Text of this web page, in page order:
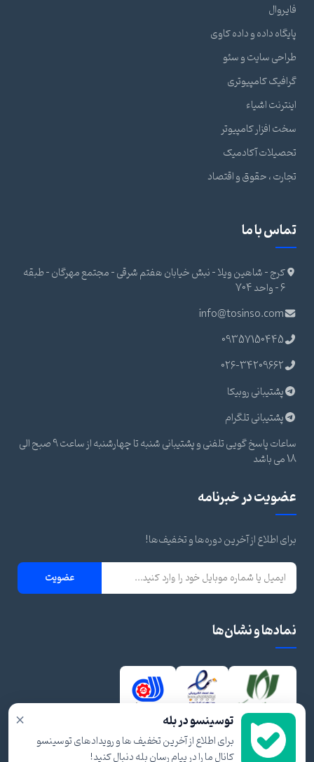
فایروال
پایگاه داده و داده کاوی
طراحی سایت و سئو
گرافیک کامپیوتری
اینترنت اشیاء
سخت افزار کامپیوتر
تحصیلات آکادمیک
تجارت ، حقوق و اقتصاد
تماس با ما
کرج - شاهین ویلا - نبش خیابان هفتم شرقی - مجتمع مهرگان - طبقه
6 - واحد 704
info@tosinso.com
09357150445
026-34209662
پشتیبانی روبیکا
پشتیبانی تلگرام
ساعات پاسخ گویی تلفنی و پشتیبانی شنبه تا چهارشنبه از ساعت 9 صبح الی
18 می باشد
عضویت در خبرنامه
برای اطلاع از آخرین دوره‌ها و تخفیف‌ها!
عضویت
نمادها و نشان‌ها
× توسینسو در بله
برای اطلاع از آخرین تخفیف ها و رویدادهای توسینسو
کانال ما را در پیام رسان بله دنبال کنید!